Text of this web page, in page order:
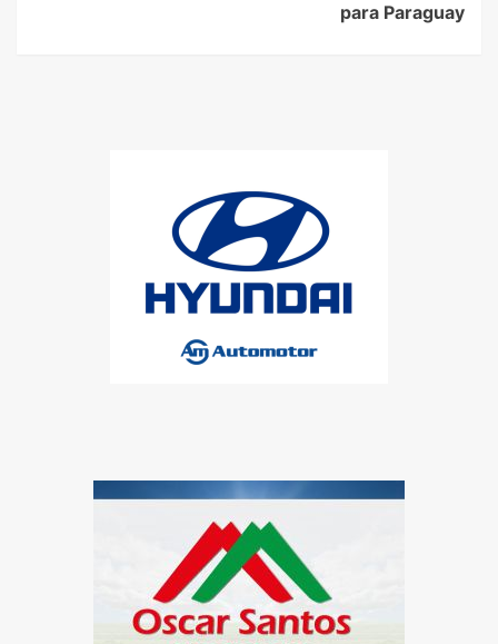
para Paraguay